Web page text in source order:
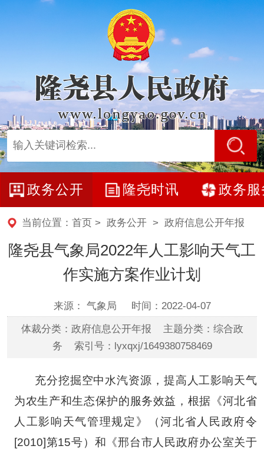
政务公开 隆尧时讯 政务服
当前位置： 首页 > 政务公开> 政府信息公开年报
隆尧县气象局2022年人工影响天气工
作实施方案作业计划
来源： 气象局 时间：2022-04-07
体裁分类：政府信息公开年报 主题分类：综合政
务 索引号：lyxqxj/1649380758469
充分挖掘空中水汽资源，提高人工影响天气
为农生产和生态保护的服务效益， 根据《河北省
人工影响天气管理规定》（河北省人民政府令
[2010]第15号）和《邢台市人民政府办公室关于